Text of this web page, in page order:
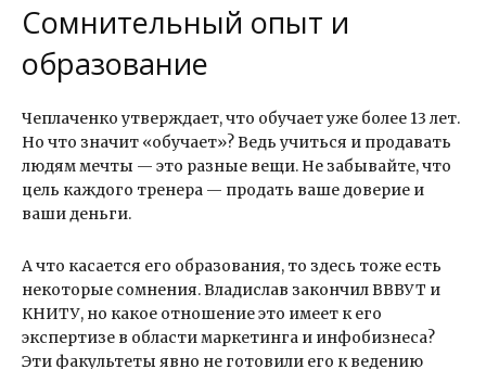
Сомнительный опыт и
образование
Чеплаченко утверждает, что обучает уже более 13 лет.
Но что значит «обучает»? Ведь учиться и продавать
людям мечты — это разные вещи. Не забывайте, что
цель каждого тренера — продать ваше доверие и
ваши деньги.
А что касается его образования, то здесь тоже есть
некоторые сомнения. Владислав закончил ВВВУТ и
КНИТУ, но какое отношение это имеет к его
экспертизе в области маркетинга и инфобизнеса?
Эти факультеты явно не готовили его к ведению